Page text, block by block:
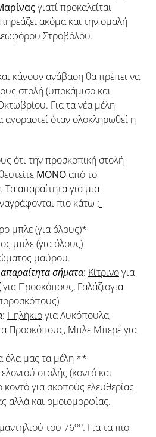
γιατί προκαλείται
ακόμα και την ομαλή
Στροβόλου.
κάνουν ανάβαση θα πρέπει να
στολή (υποκάμισο και
Για τα νέα μέλη
αγοραστεί όταν ολοκληρωθεί η
ότι την προσκοπική στολή
ΜΟΝΟ από το
απαραίτητα για μια
πιο κάτω :
μπλε (για όλους)*
μπλε (για όλους)
μαύρου.
απαραίτητα σήματα: Κίτρινογια
για Προσκόπους, Γαλάζιογια
: Πηλήκιογια Λυκόπουλα,
Προσκόπους, Μπλε Μπερέγια
όλα μας τα μέλη **
στολής (κοντό και
για σκοπούς ελευθερίας
αλλά και ομοιομορφίας.
του 76ου. Για τα πιο